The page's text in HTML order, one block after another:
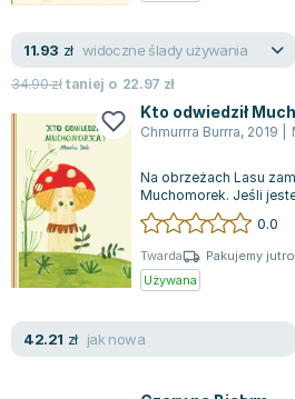
Maciej Orłoś
Katarzyna Miller
Antoine de Saint Exupery
Lew Tołstoj
Mark Twain
Marcin Meller
Paulina Młynarska
ks. Piotr Pawlukiewicz
Jarosław Sokołowski
Piotr Semka
11.93 zł widoczne ślady używania
34.90złtaniej o 22.97 zł
Kto odwiedził
Chmurrra Burrra, 2019
Na obrzeżach Lasu
Muchomorek. Jeśli
przyjaciele i jakie
0.0
Twarda
Pakujemy jutro
Używana
42.21 zł jak nowa